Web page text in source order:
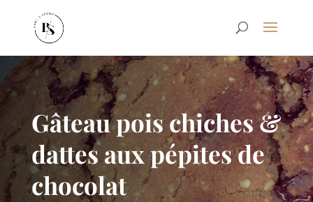
Gâteau pois chiches &
dattes aux pépites de
chocolat